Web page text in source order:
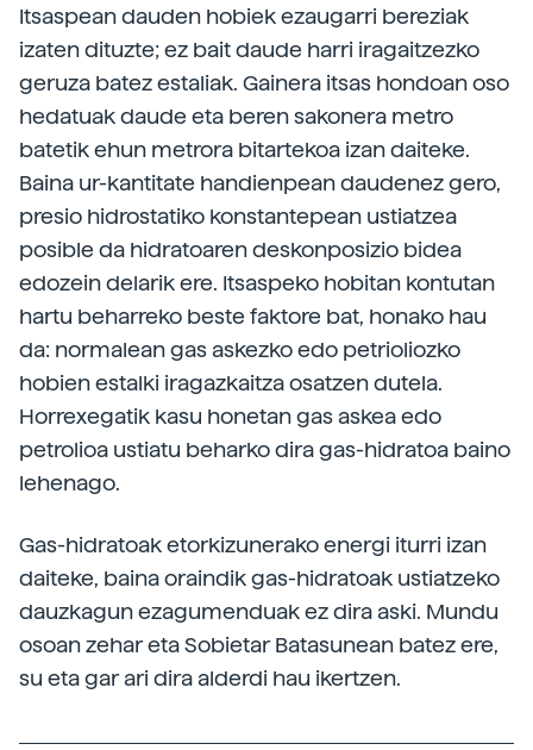
Itsaspean dauden hobiek ezaugarri bereziak
izaten dituzte; ez bait daude harri iragaitzezko
geruza batez estaliak. Gainera itsas hondoan oso
hedatuak daude eta beren sakonera metro
batetik ehun metrora bitartekoa izan daiteke.
Baina ur-kantitate handienpean daudenez gero,
presio hidrostatiko konstantepean ustiatzea
posible da hidratoaren deskonposizio bidea
edozein delarik ere. Itsaspeko hobitan kontutan
hartu beharreko beste faktore bat, honako hau
da: normalean gas askezko edo petrioliozko
hobien estalki iragazkaitza osatzen dutela.
Horrexegatik kasu honetan gas askea edo
petrolioa ustiatu beharko dira gas-hidratoa baino
lehenago.
Gas-hidratoak etorkizunerako energi iturri izan
daiteke, baina oraindik gas-hidratoak ustiatzeko
dauzkagun ezagumenduak ez dira aski. Mundu
osoan zehar eta Sobietar Batasunean batez ere,
su eta gar ari dira alderdi hau ikertzen.